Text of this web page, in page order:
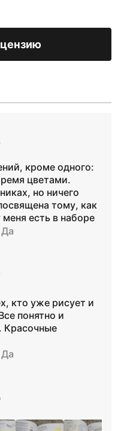
кроме одного:
цветами.
но ничего
тому, как
есть в наборе
Да
кто уже рисует и
понятно и
Красочные
Да